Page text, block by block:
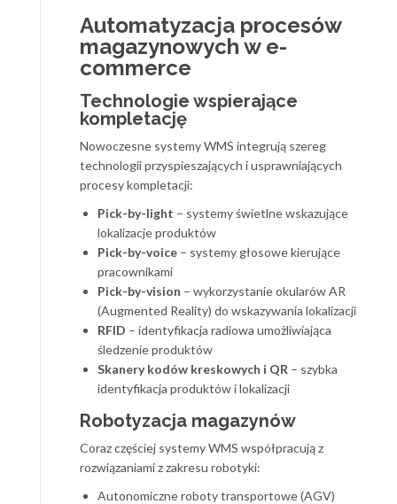
Automatyzacja procesów
magazynowych w e-
commerce
Technologie wspierające
kompletację
Nowoczesne systemy WMS integrują szereg
technologii przyspieszających i usprawniających
procesy kompletacji:
Pick-by-light – systemy świetlne wskazujące
lokalizacje produktów
Pick-by-voice – systemy głosowe kierujące
pracownikami
Pick-by-vision – wykorzystanie okularów AR
(Augmented Reality) do wskazywania lokalizacji
RFID – identyfikacja radiowa umożliwiająca
śledzenie produktów
Skanery kodów kreskowych i QR – szybka
identyfikacja produktów i lokalizacji
Robotyzacja magazynów
Coraz częściej systemy WMS współpracują z
rozwiązaniami z zakresu robotyki:
Autonomiczne roboty transportowe (AGV)